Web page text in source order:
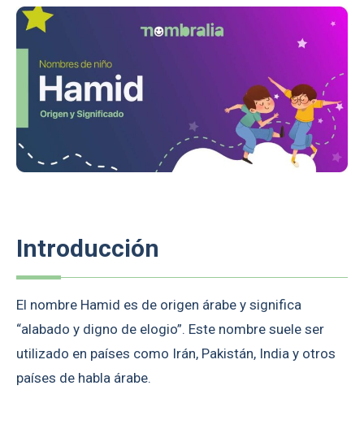
Introducción
El nombre Hamid es de origen árabe y significa
“alabado y digno de elogio”. Este nombre suele ser
utilizado en países como Irán, Pakistán, India y otros
países de habla árabe.